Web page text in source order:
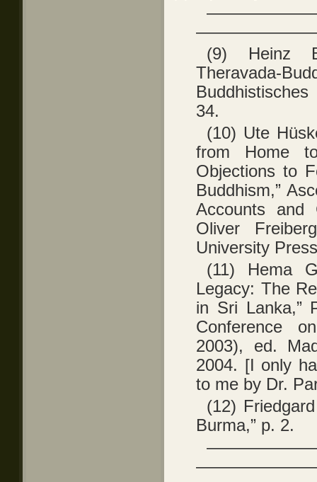
(9) Heinz
34.
(10) Ute
from Home
Objections to
Buddhism,”
Accounts and
Oliver
University
(11) Hema
Legacy: The
in Sri Lanka,”
Conference
2003), ed.
2004. [I only
to me by Dr.
(12)
Burma,” p. 2.